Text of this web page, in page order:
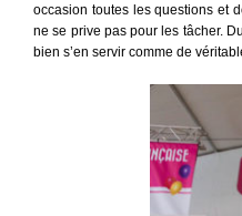
occasion toutes les questions et
ne se prive pas pour les tâcher.
bien s’en servir comme de